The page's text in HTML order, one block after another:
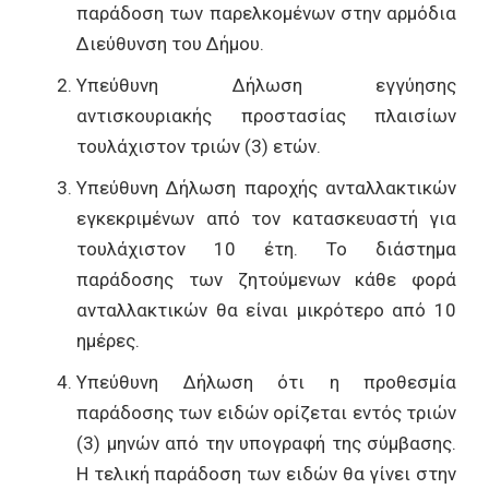
παράδοση των παρελκομένων στην αρμόδια
Διεύθυνση του Δήμου.
Υπεύθυνη Δήλωση εγγύησης
αντισκουριακής προστασίας πλαισίων
τουλάχιστον τριών (3) ετών.
Υπεύθυνη Δήλωση παροχής ανταλλακτικών
εγκεκριμένων από τον κατασκευαστή για
τουλάχιστον 10 έτη. Το διάστημα
παράδοσης των ζητούμενων κάθε φορά
ανταλλακτικών θα είναι μικρότερο από 10
ημέρες.
Υπεύθυνη Δήλωση ότι η προθεσμία
παράδοσης των ειδών ορίζεται εντός τριών
(3) μηνών από την υπογραφή της σύμβασης.
Η τελική παράδοση των ειδών θα γίνει στην